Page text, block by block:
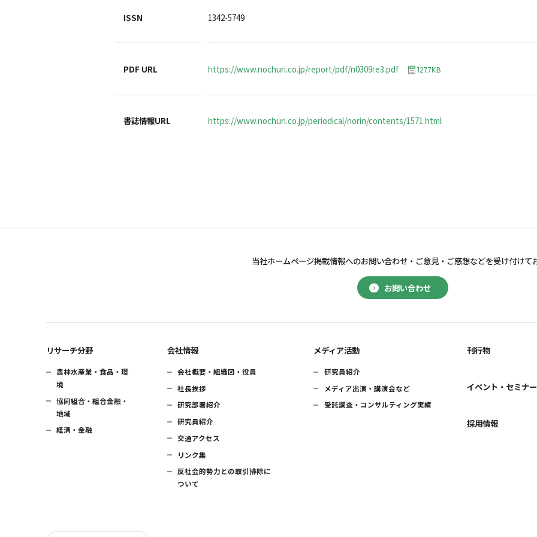
ISSN 1342-5749
PDF URL https://www.nochuri.co.jp/report/pdf/n0309re3.pdf 127.7KB
書誌情報URL https://www.nochuri.co.jp/periodical/norin/contents/1571.html
お問い合わせ
当社ホームページ掲載情報へのお問い合わせ・ ご意見・ご感想などを受け付けて
リサーチ分野
農林水産業・食品・環
境
協同組合・組合金融・
地域
経済・金融
会社情報
会社概要・組織図・役員
社長挨拶
研究部署紹介
研究員紹介
交通アクセス
リンク集
反社会的勢力との取引排除に
ついて
メディア活動
研究員紹介
メディア出演・講演会など
受託調査・コンサルティング実績
刊行物
イベント・セミナー
採用情報